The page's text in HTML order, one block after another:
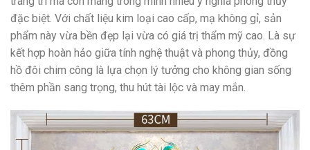
đặc biệt. Với chất liệu kim loại cao cấp, mạ không gỉ, sản
phẩm này vừa bền đẹp lại vừa có giá trị thẩm mỹ cao. Là sự
kết hợp hoàn hảo giữa tính nghệ thuật và phong thủy, đồng
hồ đôi chim công là lựa chọn lý tưởng cho không gian sống
thêm phần sang trọng, thu hút tài lộc và may mắn.